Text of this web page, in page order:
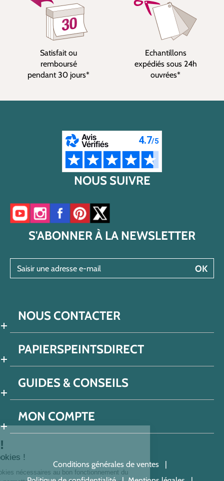
!
les cookies !
des cookies nécessaires au bon fonctionnement du
Satisfait ou
remboursé
pendant 30 jours*
Echantillons
expédiés sous 24h
ouvrées*
NOUS SUIVRE
Accéder à notre chaîne YouTube
Accéder à notre compte Instagram
Accéder à notre page Facebook
Accéder à notre compte Pinterest
Accéder à notre compte Twitter/X
S'ABONNER À LA NEWSLETTER
OK
NOUS CONTACTER
PAPIERSPEINTSDIRECT
GUIDES & CONSEILS
MON COMPTE
Conditions générales de ventes